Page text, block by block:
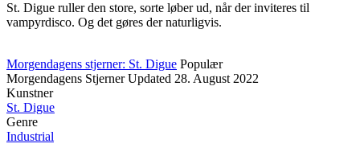
St. Digue ruller den store, sorte løber ud, når der inviteres til
vampyrdisco. Og det gøres der naturligvis.
Morgendagens stjerner: St. Digue Populær
Morgendagens Stjerner Updated 28. August 2022
Kunstner
St. Digue
Genre
Industrial